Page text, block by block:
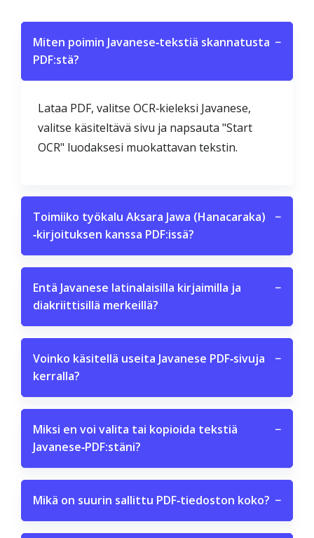
Miten poimin Javanese‑tekstiä skannatusta
PDF:stä?
−
Lataa PDF, valitse OCR‑kieleksi Javanese,
valitse käsiteltävä sivu ja napsauta "Start
OCR" luodaksesi muokattavan tekstin.
Toimiiko työkalu Aksara Jawa (Hanacaraka)
‑kirjoituksen kanssa PDF:issä?
−
Entä Javanese latinalaisilla kirjaimilla ja
diakriittisillä merkeillä?
−
Voinko käsitellä useita Javanese PDF‑sivuja
kerralla?
−
Miksi en voi valita tai kopioida tekstiä
Javanese‑PDF:stäni?
−
Mikä on suurin sallittu PDF‑tiedoston koko? −